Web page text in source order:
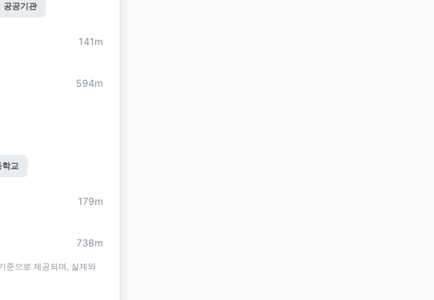
공공기관
141m
594m
학교
179m
738m
준으로 제공되며, 실제와